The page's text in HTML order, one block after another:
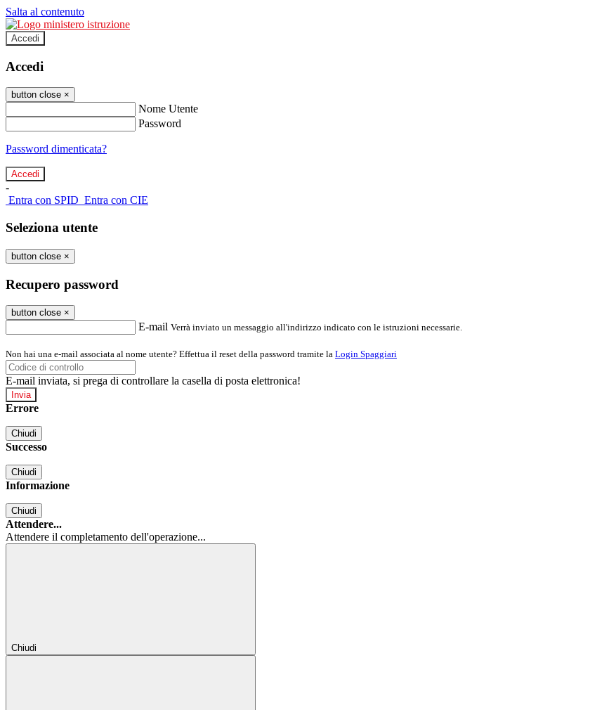
Salta al contenuto
Accedi
Accedi
button close ×
Nome Utente
Password
Password dimenticata?
-
Entra con SPID Entra con CIE
Seleziona utente
button close ×
Recupero password
button close ×
E-mail Verrà inviato un messaggio all'indirizzo indicato con le istruzioni necessarie.
Non hai una e-mail associata al nome utente? Effettua il reset della password tramite la Login Spaggiari
E-mail inviata, si prega di controllare la casella di posta elettronica!
Errore
Chiudi
Successo
Chiudi
Informazione
Chiudi
Attendere...
Attendere il completamento dell'operazione...
Chiudi